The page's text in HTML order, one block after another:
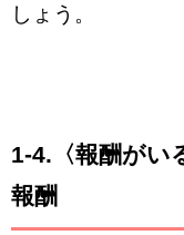
しょう。
1-4. 〈報酬が
報酬